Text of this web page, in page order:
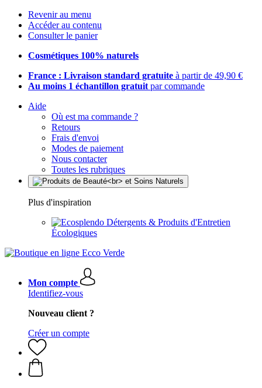
Revenir au menu
Accéder au contenu
Consulter le panier
Cosmétiques 100% naturels
France : Livraison standard gratuite à partir de 49,90 €
Au moins 1 échantillon gratuit par commande
Aide
Où est ma commande ?
Retours
Frais d'envoi
Modes de paiement
Nous contacter
Toutes les rubriques
Plus d'inspiration
Détergents & Produits d'Entretien
Écologiques
Mon compte
Identifiez-vous
Nouveau client ?
Créer un compte